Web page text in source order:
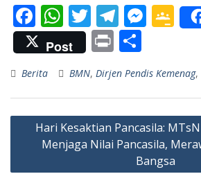
F
ac
e
b
o
o
k
W
h
at
s
A
p
p
T
w
itt
er
T
el
e
gr
a
m
M
e
n
g
er
G
o
gl
e
Cl
as
Post
Pr
in
t
h
ar
e
Berita BMN, Dirjen Pendis Kemenag,
Navigasi
Hari Kesaktian Pancasila:
Menjaga Nilai Pancasila,
Bangsa